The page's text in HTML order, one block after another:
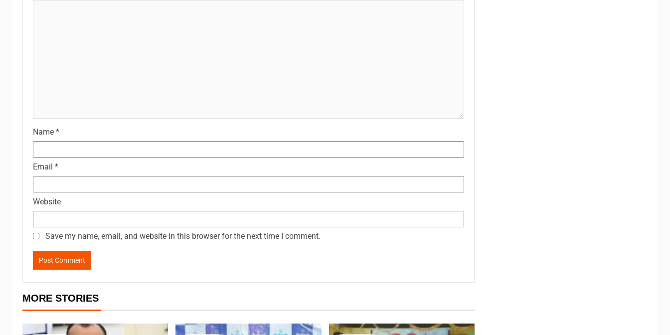
Name *
Email *
Website
Save my name, email, and website in this browser for the next time I comment.
MORE STORIES